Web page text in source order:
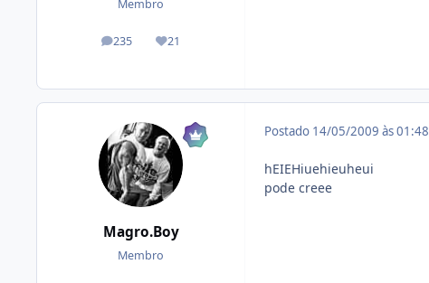
Membro
235
posts 21
Reputação
Magro.Boy
Membro
Postado 14/05/2009 às 01:48
hEIEHiuehieuheui
pode creee